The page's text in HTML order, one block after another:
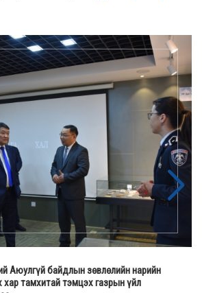
Аюулгүй байдлын зөвлөлийн нарийн
хар тамхитай тэмцэх газрын үйл